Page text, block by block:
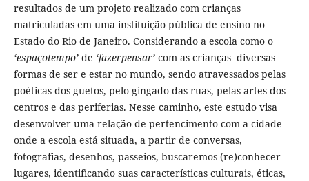
resultados de um projeto realizado com crianças
matriculadas em uma instituição pública de ensino no
Estado do Rio de Janeiro. Considerando a escola como o
‘espaçotempo’ de ‘fazerpensar’ com as crianças diversas
formas de ser e estar no mundo, sendo atravessados pelas
poéticas dos guetos, pelo gingado das ruas, pelas artes dos
centros e das periferias. Nesse caminho, este estudo visa
desenvolver uma relação de pertencimento com a cidade
onde a escola está situada, a partir de conversas,
fotografias, desenhos, passeios, buscaremos (re)conhecer
lugares, identificando suas características culturais, éticas,